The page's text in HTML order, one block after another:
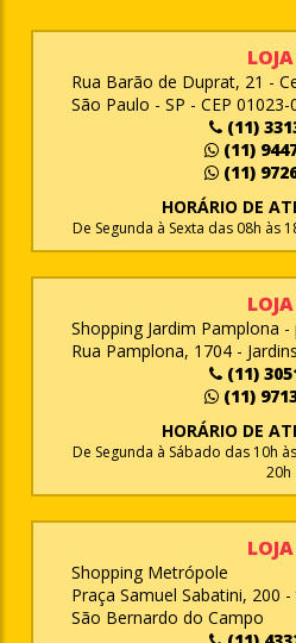
Rua Barão de Duprat, 21 -
São Paulo - SP - CEP 01023-
(11)
(11)
(11)
HORÁRIO DE
De Segunda à Sexta das 08h às
Shopping Jardim Pamplona -
Rua Pamplona, 1704 -
(11)
(11)
HORÁRIO DE
De Segunda à Sábado das 10h
20h
Shopping Metrópole
Praça Samuel Sabatini, 200
São Bernardo do Campo